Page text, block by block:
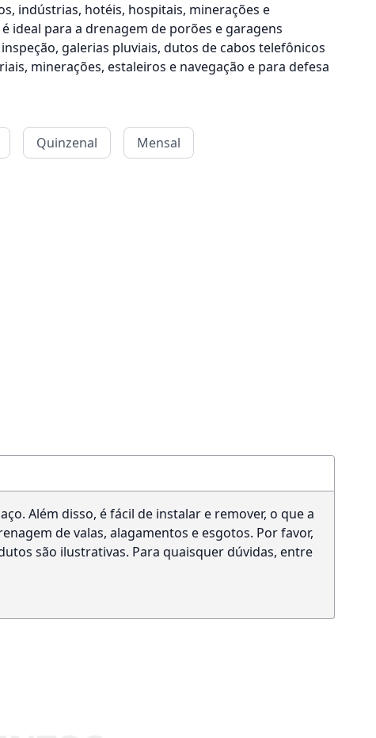
indústrias, hotéis, hospitais, minerações e
ideal para a drenagem de porões e garagens
galerias pluviais, dutos de cabos telefônicos
minerações, estaleiros e navegação e para defesa
Quinzenal
Mensal
Além disso, é fácil de instalar e remover, o que a
de valas, alagamentos e esgotos. Por favor,
são ilustrativas. Para quaisquer dúvidas, entre